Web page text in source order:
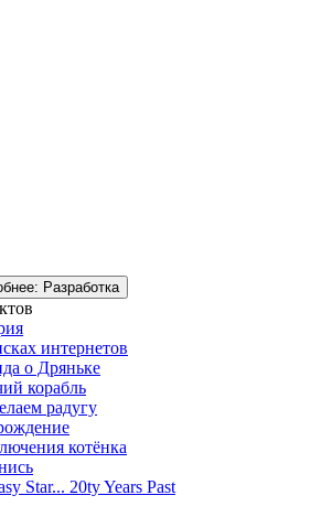
Разработка
интернетов
о Дряньке
корабль
радугу
котёнка
Star... 20ty Years Past